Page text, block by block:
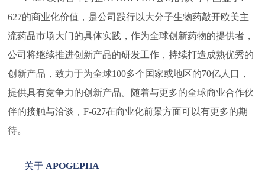
627的商业化价值，是公司践行以大分子生物药敲开欧美主
流药品市场大门的具体实践，作为全球创新药物的提供者，
公司将继续推进创新产品的研发工作，持续打造成熟优秀的
创新产品，致力于为全球100多个国家或地区的70亿人口，
提供具有竞争力的创新产品。随着与更多的全球商业合作伙
伴的接触与洽谈，F-627在商业化前景方面可以有更多的期
待。
关于 APOGEPHA